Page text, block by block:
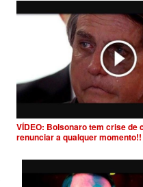
VÍDEO: Bolsonaro tem crise de
renunciar a qualquer momento!!